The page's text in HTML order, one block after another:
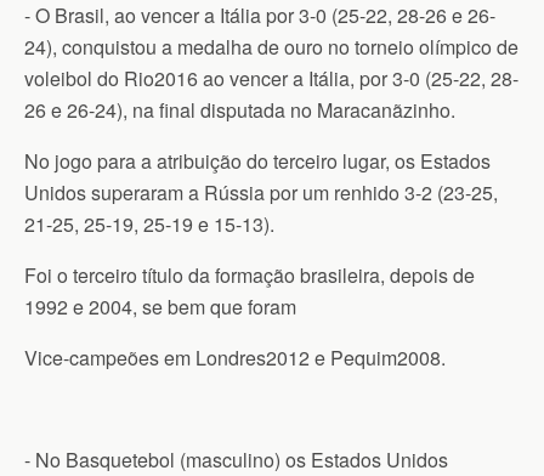
- O Brasil, ao vencer a Itália por 3-0 (25-22, 28-26 e 26-
24), conquistou a medalha de ouro no torneio olímpico de
voleibol do Rio2016 ao vencer a Itália, por 3-0 (25-22, 28-
26 e 26-24), na final disputada no Maracanãzinho.
No jogo para a atribuição do terceiro lugar, os Estados
Unidos superaram a Rússia por um renhido 3-2 (23-25,
21-25, 25-19, 25-19 e 15-13).
Foi o terceiro título da formação brasileira, depois de
1992 e 2004, se bem que foram
Vice-campeões em Londres2012 e Pequim2008.
- No Basquetebol (masculino) os Estados Unidos